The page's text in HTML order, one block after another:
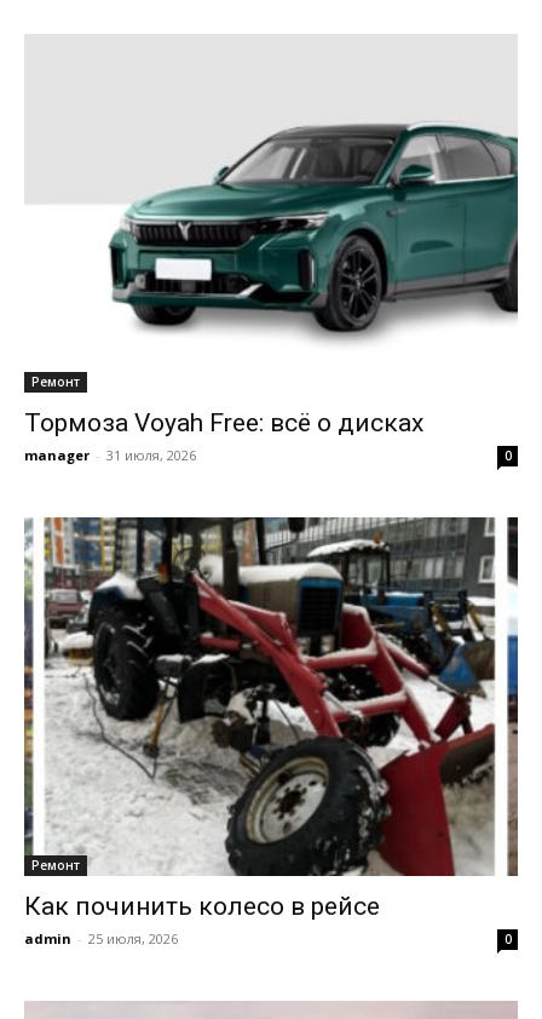
Ремонт
Тормоза Voyah Free: всё о дисках
manager - 31 июля, 2026 0
Ремонт
Как починить колесо в рейсе
admin - 25 июля, 2026 0